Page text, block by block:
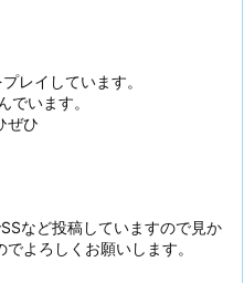
レイしています。
でいます。
ぜひ
など投稿していますので見か
よろしくお願いします。